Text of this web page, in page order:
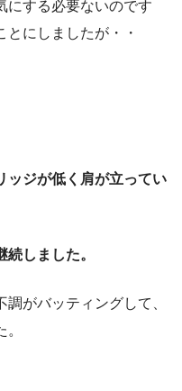
にする必要ないのです
にしましたが・・
ッジが低く肩が立ってい
しました。
がバッティングして、